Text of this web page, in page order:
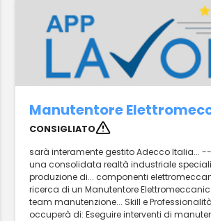
Manutentore
CONSIGLIATO
sarà interamente gestito Adecco Italia... --
una consolidata realtà industriale
produzione di... componenti
ricerca di un Manutentore
team manutenzione... Skill e
occuperà di: Eseguire interventi di